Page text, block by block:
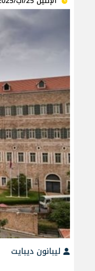
ليبانون ديبايت